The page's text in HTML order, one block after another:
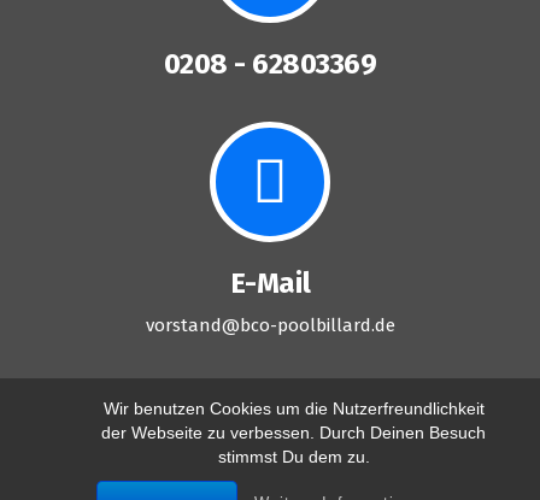
Wir benutzen Cookies um die Nutzerfreundlichkeit
der Webseite zu verbessen. Durch Deinen Besuch
stimmst Du dem zu.
0208 - 62803369
E-Mail
vorstand@bco-poolbillard.de
Copyright © 2026 Billard Club Oberhausen '89 e.V.